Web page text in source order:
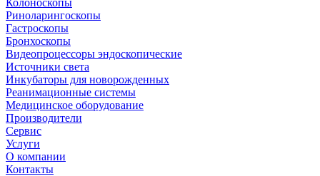
Колоноскопы
Риноларингоскопы
Гастроскопы
Бронхоскопы
Видеопроцессоры эндоскопические
Источники света
Инкубаторы для новорожденных
Реанимационные системы
Медицинское оборудование
Производители
Сервис
Услуги
О компании
Контакты